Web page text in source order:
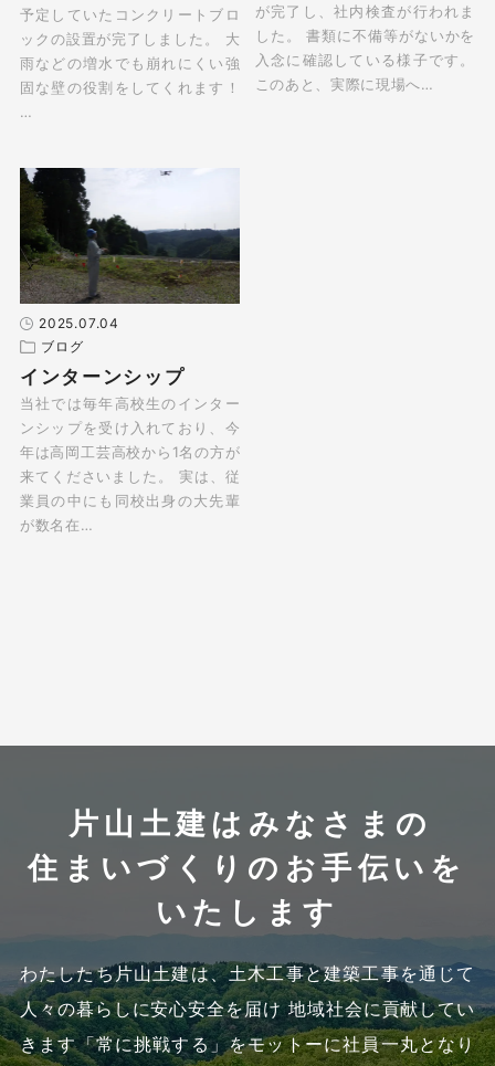
予定していたコンクリートブロ
ックの設置が完了しました。 大
雨などの増水でも崩れにくい強
固な壁の役割をしてくれます！
…
が完了し、社内検査が行われま
した。 書類に不備等がないかを
入念に確認している様子です。
このあと、実際に現場へ…
2025.07.04
ブログ
インターンシップ
当社では毎年高校生のインター
ンシップを受け入れており、今
年は高岡工芸高校から1名の方が
来てくださいました。 実は、従
業員の中にも同校出身の大先輩
が数名在…
片山土建はみなさまの
住まいづくりのお手伝いを
いたします
わたしたち片山土建は、土木工事と建築工事を通じて
人々の暮らしに安心安全を届け 地域社会に貢献してい
きます「常に挑戦する」をモットーに社員一丸となり